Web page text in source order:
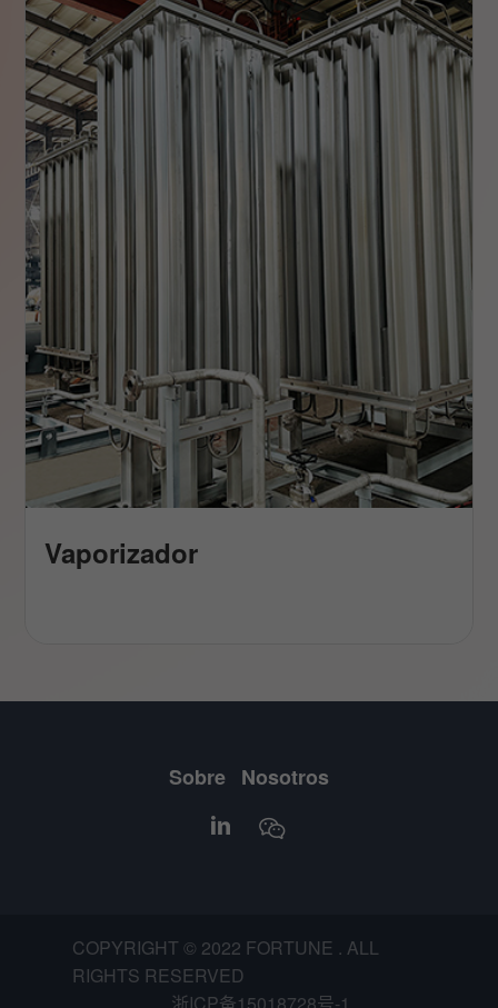
Vaporizador
Sobre Nosotros
COPYRIGHT © 2022 FORTUNE . ALL
RIGHTS RESERVED
浙ICP备15018728号-1